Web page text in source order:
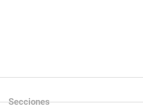
Secciones